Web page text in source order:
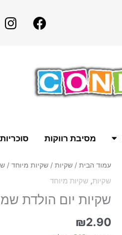
F
a
b
o
o
I
n
מסיבת רווקות
עמוד הבית / שקיות / שקיות מיוחד /
שקיות, שקיות מיוחד
שקיות יום הולדת שמח
₪2.90
כמות
שקיות
יום
הולדת
שמח